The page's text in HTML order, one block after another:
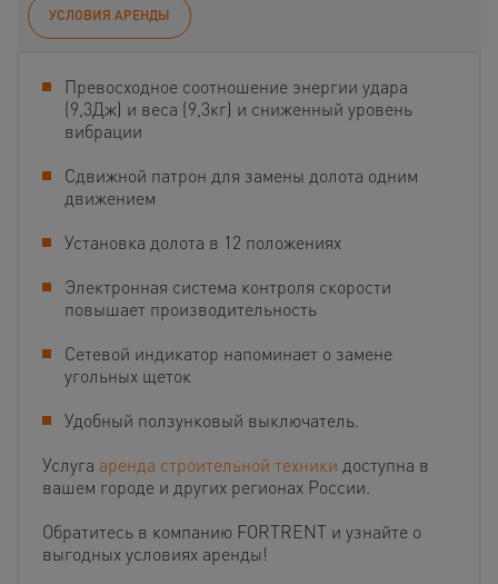
УСЛОВИЯ АРЕНДЫ
Превосходное соотношение энергии удара
(9,3Дж) и веса (9,3кг) и сниженный уровень
вибрации
Сдвижной патрон для замены долота одним
движением
Установка долота в 12 положениях
Электронная система контроля скорости
повышает производительность
Сетевой индикатор напоминает о замене
угольных щеток
Удобный ползунковый выключатель.
Услуга аренда строительной техники доступна в
вашем городе и других регионах России.
Обратитесь в компанию FORTRENT и узнайте о
выгодных условиях аренды!